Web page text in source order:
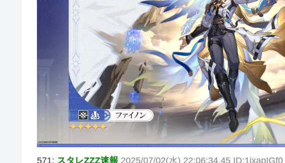
571: スタレZZZ速報 2025/07/02(水) 22:06:34.45 ID:1ixapIGf0